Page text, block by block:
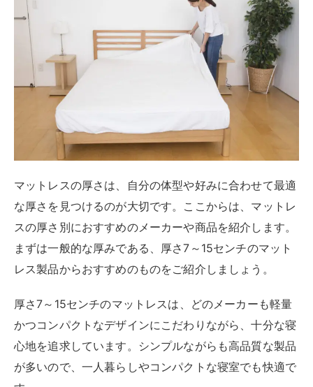
日本の老舗寝具メーカーである西川が開発した西川Air
おり、体圧分散や通気性に優れています。マットレスの
硬さや高さを自由に調整できる空気圧調整機能では、空
気圧を上げると硬くなり、下げると柔らかくなります。
頭部や腰部など、 個人の好みや体型に合わせてマットレ
の表面には、空気を通す微細な穴がたくさん開いていま
す。これにより内部の空気が循環して、湿気や熱を逃が
しやすくします。また、保温性の高い素材が採用され、
冬は暖かく夏は涼しく寝られます。